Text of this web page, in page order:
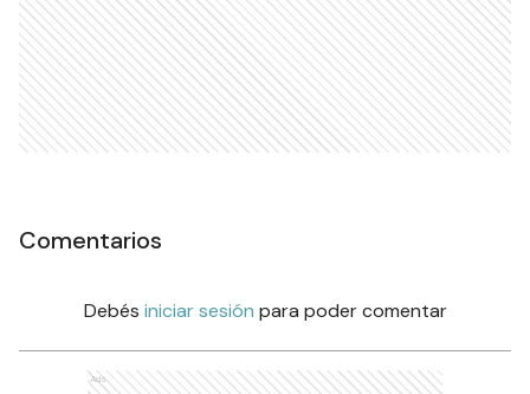
Comentarios
Debés iniciar sesión para poder comentar
Ads